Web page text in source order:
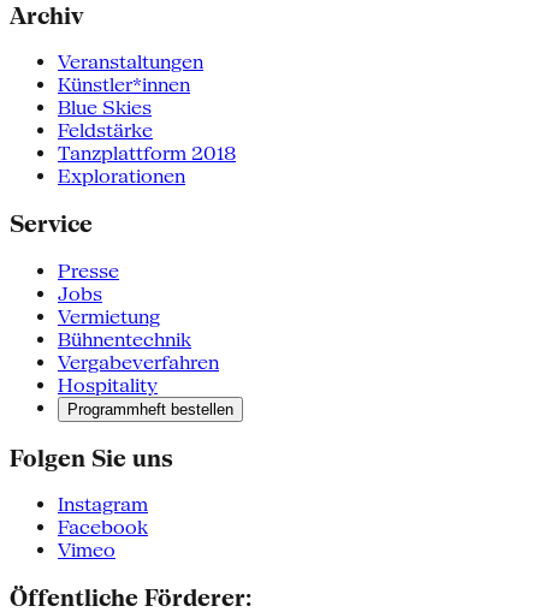
Archiv
Veranstaltungen
Künstler*innen
Blue Skies
Feldstärke
Tanzplattform 2018
Explorationen
Service
Presse
Jobs
Vermietung
Bühnentechnik
Vergabeverfahren
Hospitality
Programmheft bestellen
Folgen Sie uns
Instagram
Facebook
Vimeo
Öffentliche Förderer: